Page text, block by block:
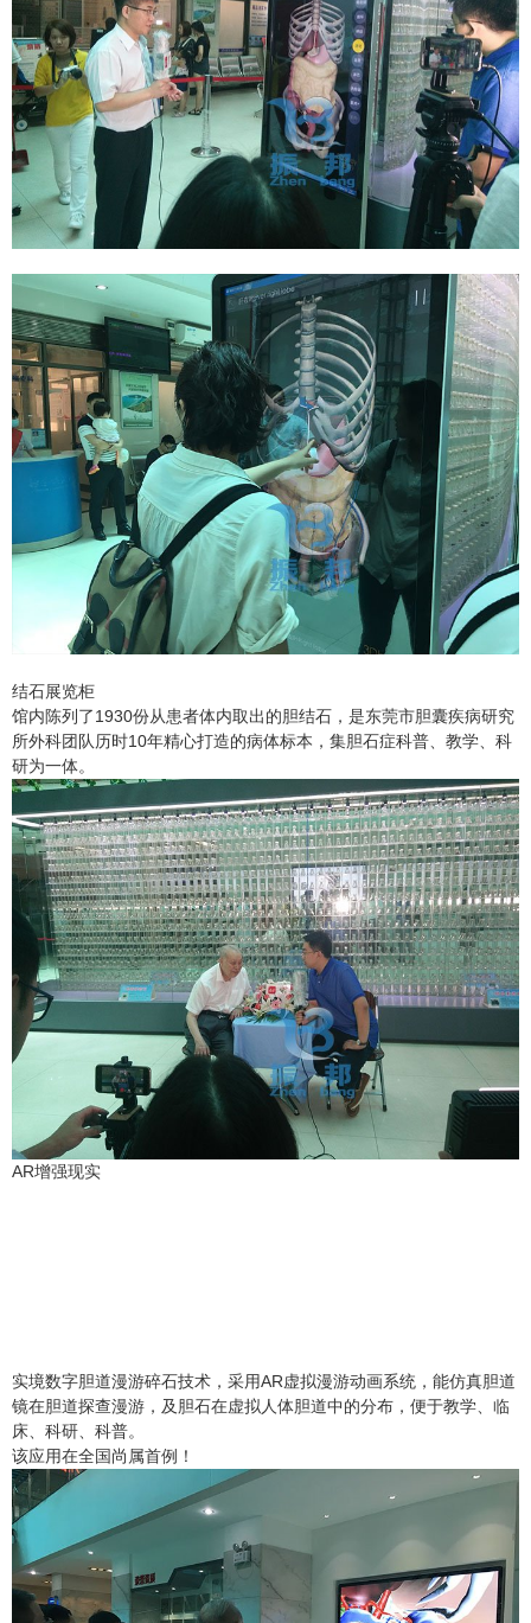
结石展览柜
馆内陈列了1930份从患者体内取出的胆结石，是东莞市胆囊疾病研究
所外科团队历时10年精心打造的病体标本，集胆石症科普、教学、科
研为一体。
AR增强现实
实境数字胆道漫游碎石技术，采用AR虚拟漫游动画系统，能仿真胆道
镜在胆道探查漫游，及胆石在虚拟人体胆道中的分布，便于教学、临
床、科研、科普。
该应用在全国尚属首例！